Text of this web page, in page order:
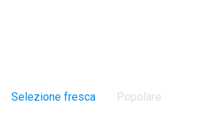
Selezione fresca Popolare